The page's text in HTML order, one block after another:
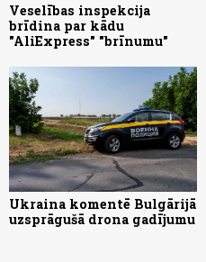
Veselības inspekcija
brīdina par kādu
"AliExpress" "brīnumu"
Ukraina komentē Bulgārijā
uzsprāgušā drona gadījumu